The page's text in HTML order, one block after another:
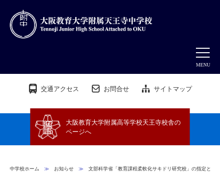
MENU
交通アクセス お問合せ サイトマップ
大阪教育大学附属高等学校天王寺校舎の
ページへ
中学校ホーム ≫ お知らせ ≫ 文部科学省「教育課程柔軟化サキドリ研究校」の指定と教